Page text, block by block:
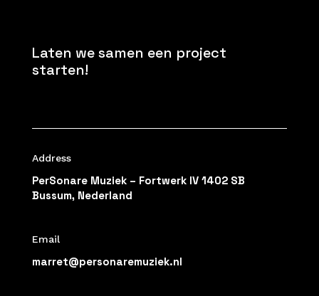
Laten we samen een project
starten!
Address
PerSonare Muziek – Fortwerk IV 1402 SB
Bussum, Nederland
Email
marret@personaremuziek.nl